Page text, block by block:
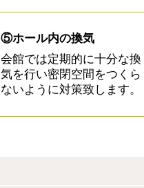
⑤ホール内の換気
会館では定期的に十分な換
気を行い密閉空間をつくら
ないように対策致します。